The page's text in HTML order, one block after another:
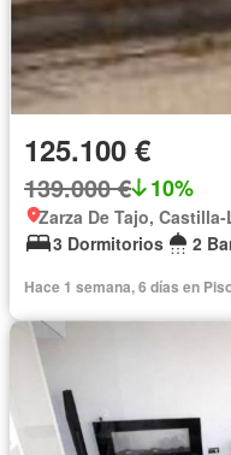
125.100 €
139.000 € 10%
Zarza De Tajo,
3 Dormitorios
2
Hace 1 semana, 6 días en